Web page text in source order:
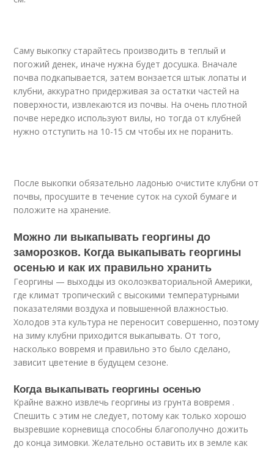
Саму выкопку старайтесь производить в теплый и
погожий денек, иначе нужна будет досушка. Вначале
почва подкапывается, затем вонзается штык лопаты и
клубни, аккуратно придерживая за остатки частей на
поверхности, извлекаются из почвы. На очень плотной
почве нередко используют вилы, но тогда от клубней
нужно отступить на 10-15 см чтобы их не поранить.
После выкопки обязательно ладонью очистите клубни от
почвы, просушите в течение суток на сухой бумаге и
положите на хранение.
Можно ли выкапывать георгины до
заморозков. Когда выкапывать георгины
осенью и как их правильно хранить
Георгины — выходцы из околоэкваториальной Америки,
где климат тропический с высокими температурными
показателями воздуха и повышенной влажностью.
Холодов эта культура не переносит совершенно, поэтому
на зиму клубни приходится выкапывать. От того,
насколько вовремя и правильно это было сделано,
зависит цветение в будущем сезоне.
Когда выкапывать георгины осенью
Крайне важно извлечь георгины из грунта вовремя .
Спешить с этим не следует, потому как только хорошо
вызревшие корневища способны благополучно дожить
до конца зимовки. Желательно оставить их в земле как